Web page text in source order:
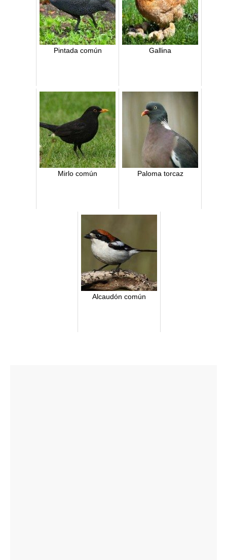
Pintada común Gallina
Mirlo común Paloma torcaz
Alcaudón común